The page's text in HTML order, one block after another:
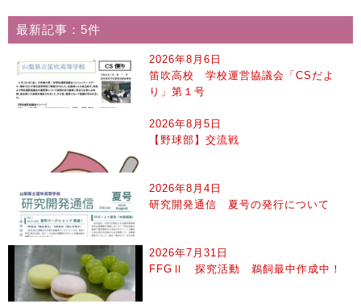
最新記事：5件
2026年8月6日
笛吹高校 学校運営協議会「CSだよ
り」第１号
2026年8月5日
【野球部】交流戦
2026年8月4日
研究開発通信 夏号の発行について
2026年7月31日
FFGⅡ 探究活動 鵜飼最中作成中！